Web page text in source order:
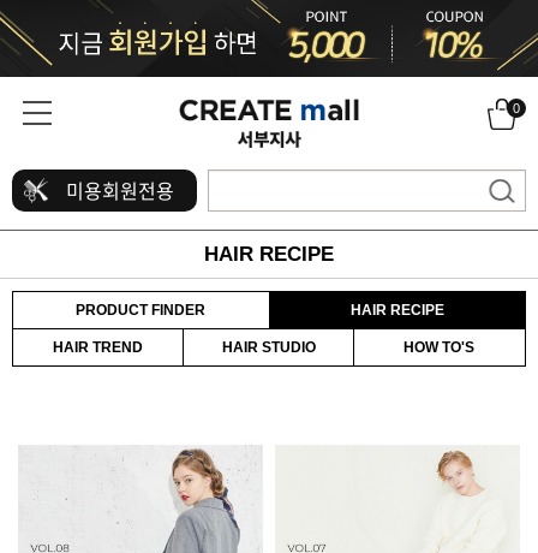
0
미용회원전용
HAIR RECIPE
PRODUCT FINDER HAIR RECIPE
HAIR TREND HAIR STUDIO HOW TO'S